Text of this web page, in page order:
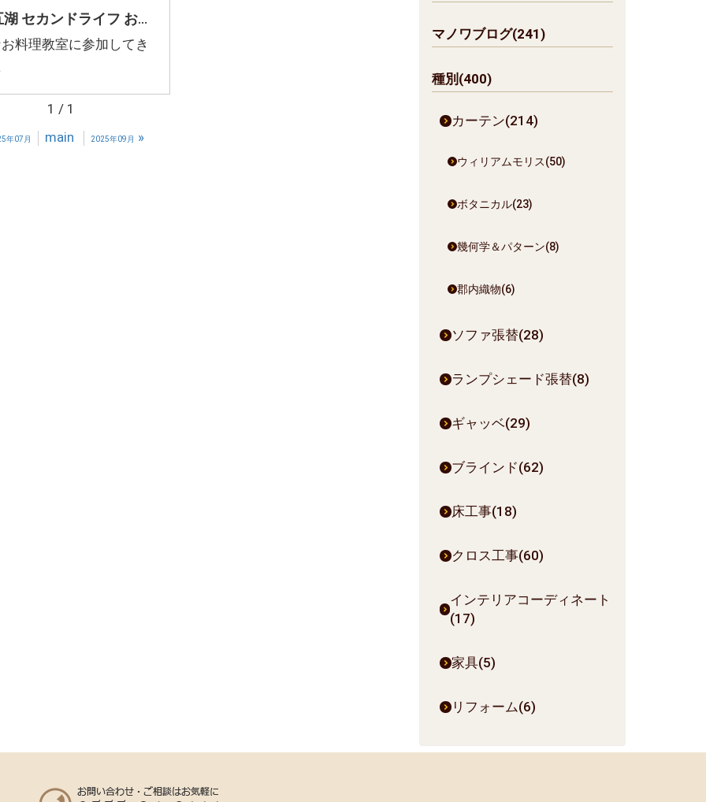
富士五湖 セカンドライフ お庭で過ごす フランス家庭料理
料理教室に参加してき
1 / 1
年07月 main 2025年09月 »
マノワブログ(241)
種別(400)
カーテン(214)
ウィリアムモリス(50)
ボタニカル(23)
幾何学＆パターン(8)
郡内織物(6)
ソファ張替(28)
ランプシェード張替(8)
ギャッベ(29)
ブラインド(62)
床工事(18)
クロス工事(60)
インテリアコーディネート
(17)
家具(5)
リフォーム(6)